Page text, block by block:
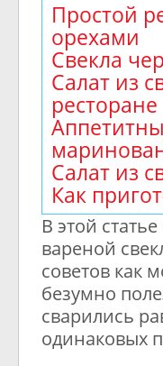
Простой
орехами
Свекла
Салат из
ресторане
Салат из
Как
В этой
вареной
советов как
безумно
сварились
одинаковых